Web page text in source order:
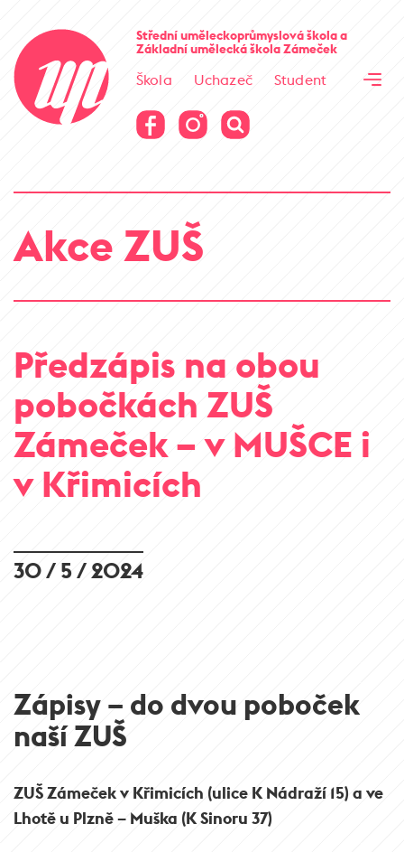
Střední uměleckoprůmyslová školaa
Základní umělecká školaZámeček
Škola Uchazeč
Student
Virtuální prohlídka
Virtuální prohlídka
Akce ZUŠ
Předzápis na obou
pobočkách ZUŠ
Zámeček – v MUŠCE i
v Křimicích
30 / 5 / 2024
Zápisy – do dvou poboček
naší ZUŠ
ZUŠ Zámeček v Křimicích (ulice K Nádraží 15) a ve
Lhotě u Plzně – Muška (K Sinoru 37)